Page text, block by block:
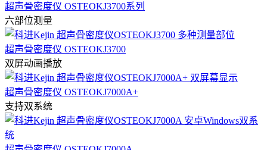
超声骨密度仪 OSTEOKJ3700系列
六部位测量
超声骨密度仪 OSTEOKJ3700
双屏动画播放
超声骨密度仪 OSTEOKJ7000A+
支持双系统